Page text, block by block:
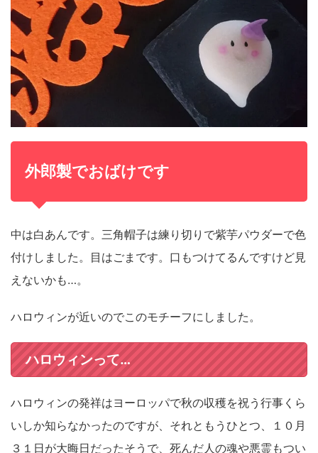
外郎製でおばけです
中は白あんです。三角帽子は練り切りで紫芋パウダーで色
付けしました。目はごまです。口もつけてるんですけど見
えないかも…。
ハロウィンが近いのでこのモチーフにしました。
ハロウィンって…
ハロウィンの発祥はヨーロッパで秋の収穫を祝う行事くら
いしか知らなかったのですが、それともうひとつ、１０月
３１日が大晦日だったそうで、死んだ人の魂や悪霊もつい